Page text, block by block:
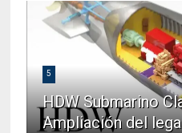
5
HDW Submarino
Ampliación del